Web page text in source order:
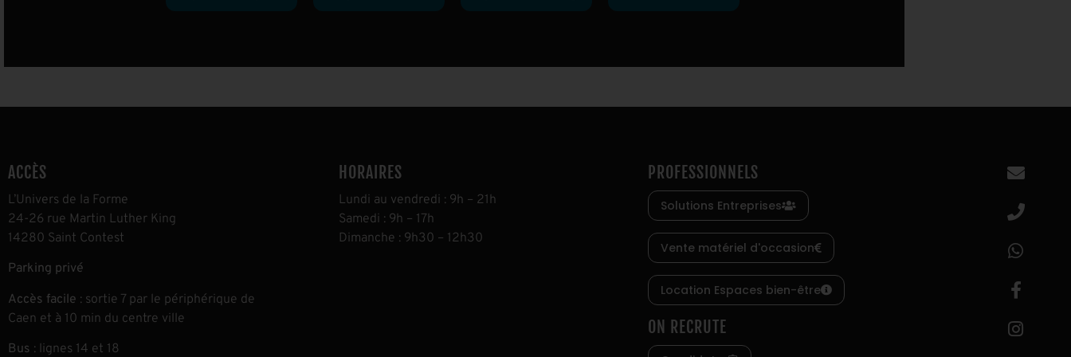
ACCÈS
L’Univers de la Forme
24-26 rue Martin Luther King
14280 Saint Contest
Parking privé
Accès facile : sortie 7 par le périphérique de
Caen et à 10 min du centre ville
Bus : lignes 14 et 18
HORAIRES
Lundi au vendredi : 9h – 21h
Samedi : 9h – 17h
Dimanche : 9h30 – 12h30
PROFESSIONNELS
Solutions Entreprises
Vente matériel d'occasion
Location Espaces bien-être
ON RECRUTE